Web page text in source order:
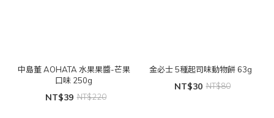
中島董 AOHATA 水果果醬-芒果
口味 250g
NT$39 NT$220
金必士 5種起司味動物餅 63g
NT$30 NT$80